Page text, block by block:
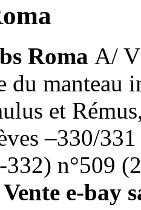
Roma A/
du
et
–330/
n°509
Vente e-bay